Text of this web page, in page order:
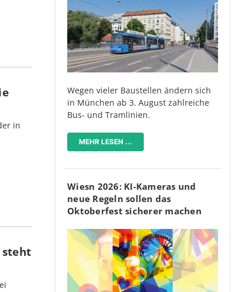
in
steht
Wegen vieler Baustellen ändern sich
in München ab 3. August zahlreiche
Bus- und Tramlinien.
MEHR LESEN ...
Wiesn 2026: KI-Kameras und
neue Regeln sollen das
Oktoberfest sicherer machen